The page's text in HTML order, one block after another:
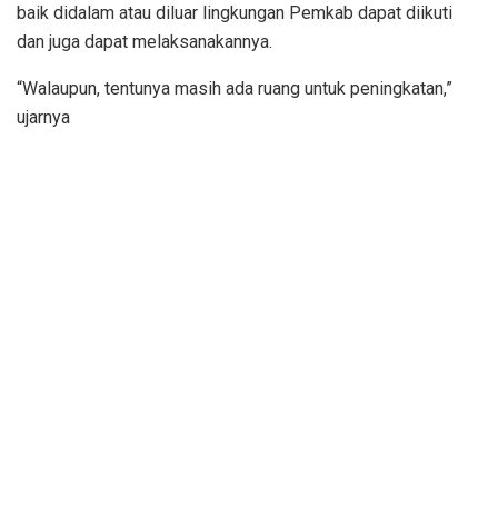
baik didalam atau diluar lingkungan Pemkab dapat diikuti
dan juga dapat melaksanakannya.
“Walaupun, tentunya masih ada ruang untuk peningkatan,”
ujarnya